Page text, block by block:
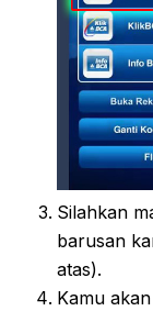
Silahkan
barusan
atas).
Kamu